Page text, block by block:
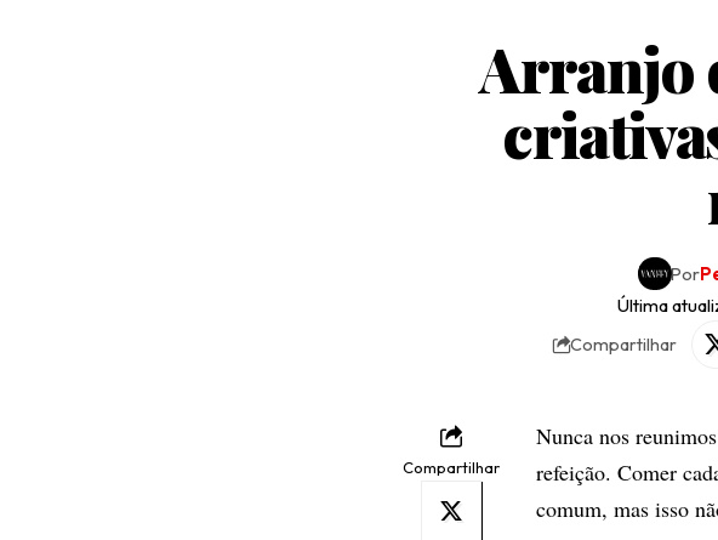
Arranjo
Última
Por
Compartilhar
Compartilhar
Nunca nos
refeição. Comer
comum, mas isso